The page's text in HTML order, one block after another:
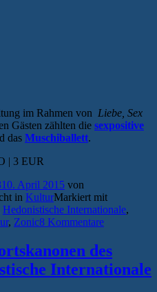
im Rahmen von Liebe, Sex
Gästen zählten die sexpositive
das Muschiballett.
| 3 EUR
10. April 2015 von
in KulturMarkiert mit
Hedonistische Internationale,
, Zonic8 Kommentare
des
Internationale